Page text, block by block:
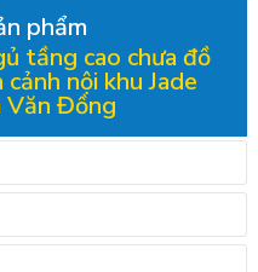
phẩm
tầng cao chưa đồ
nội khu Jade
Văn Đồng